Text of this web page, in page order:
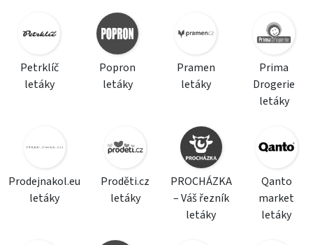
Petrklíč
letáky
Popron
letáky
Pramen
letáky
Prima
Drogerie
letáky
Prodejnakol.eu
letáky
Proděti.cz
letáky
PROCHÁZKA
– Váš řezník
letáky
Qanto
market
letáky